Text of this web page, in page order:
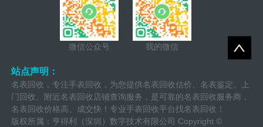
微信公众号 我的微信
站点声明：
名表回收，专注手表回收，为您提供名表回收估价、名表鉴定、上
门回收、附近名表回收店铺查询服务，是可靠的名表回收服务商，
名表回收价格高、成交快！专业手表回收平台找名表回收！
版权所属：亨得利（深圳）数字技术有限公司 Copyright ©